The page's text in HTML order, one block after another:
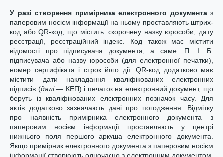
У разі створення примірника електронного документаз
паперовим носієм інформації на ньому проставляють штрих-
код або QR-код, що містить: скорочену назву юрособи, дату
реєстрації, реєстраційний індекс. Код також має містити
відомості про підписувача документа, а саме: П. І. Б.
підписувача або назву юрособи (для електронної печатки),
номер сертифіката і строк його дії. QR-код додатково має
містити дати накладання кваліфікованих електронних
підписів (далі— КЕП) і печаток на електронний документ, що
беруть із кваліфікованих електронних позначок часу. Для
актів додатково зазначають дані про погодження. Відмітку
про наявність примірника електронного документа з
паперовим носієм інформації проставляють у центрі
нижнього поля першого аркуша електронного документа.
Якщо примірник електронного документа з паперовим носієм
інформації створюють одночасно з електронним документом,